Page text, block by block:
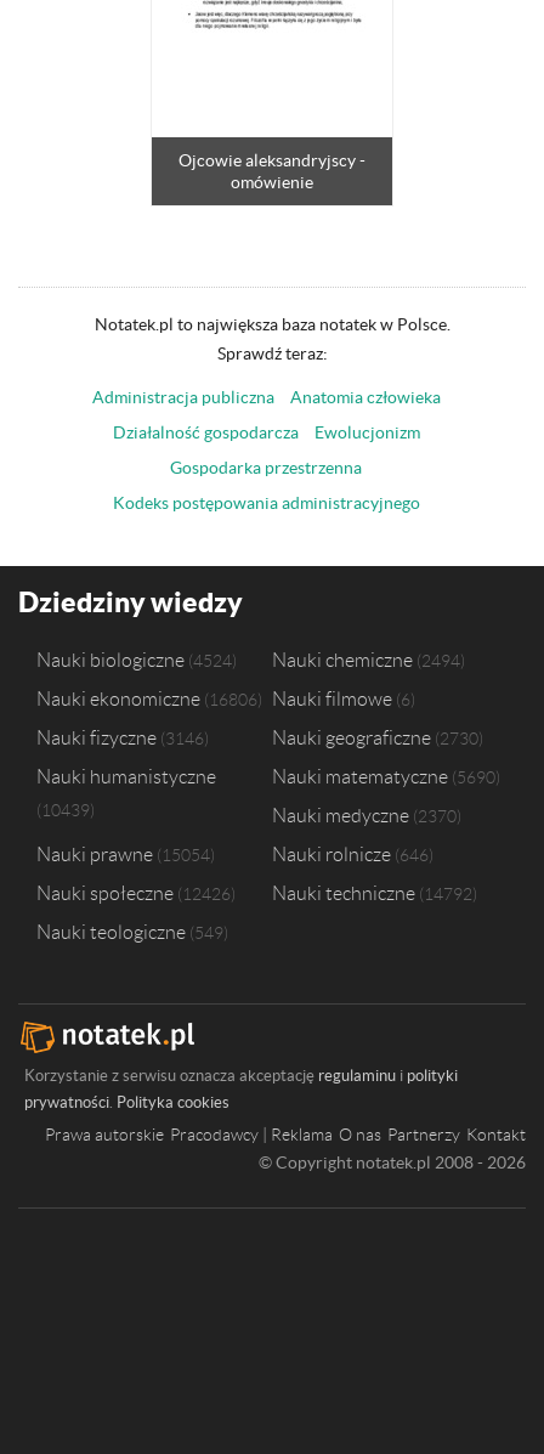
Ojcowie aleksandryjscy -
omówienie
Notatek.pl to największa baza notatek w Polsce.
Sprawdź teraz:
Administracja publiczna
Anatomia człowieka
Działalność gospodarcza
Ewolucjonizm
Gospodarka przestrzenna
Kodeks postępowania administracyjnego
Dziedziny wiedzy
Nauki biologiczne 4524 Nauki chemiczne 2494
Nauki ekonomiczne 16806 Nauki filmowe 6
Nauki fizyczne 3146 Nauki geograficzne 2730
Nauki humanistyczne
10439
Nauki matematyczne 5690
Nauki medyczne 2370
Nauki prawne 15054 Nauki rolnicze 646
Nauki społeczne 12426 Nauki techniczne 14792
Nauki teologiczne 549
Korzystanie z serwisu oznacza akceptację regulaminu i polityki
prywatności. Polityka cookies
Prawa autorskie Pracodawcy | Reklama O nas Partnerzy Kontakt
© Copyright notatek.pl 2008 - 2026